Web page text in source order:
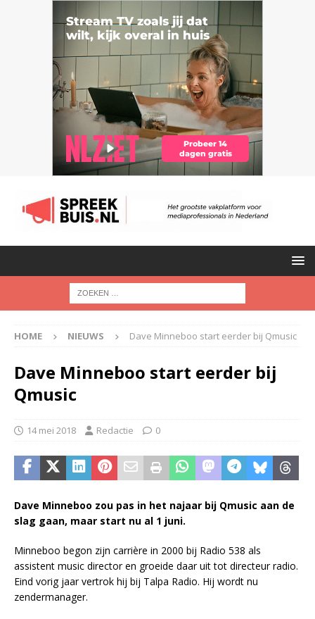
HOME NIEUWS Dave Minneboo start eerder bij Qmusic
Dave Minneboo start eerder bij
Qmusic
14 mei 2018 Redactie 0
Dave Minneboo zou pas in het najaar bij Qmusic aan de
slag gaan, maar start nu al 1 juni.
Minneboo begon zijn carrière in 2000 bij Radio 538 als
assistent music director en groeide daar uit tot directeur radio.
Eind vorig jaar vertrok hij bij Talpa Radio. Hij wordt nu
zendermanager.